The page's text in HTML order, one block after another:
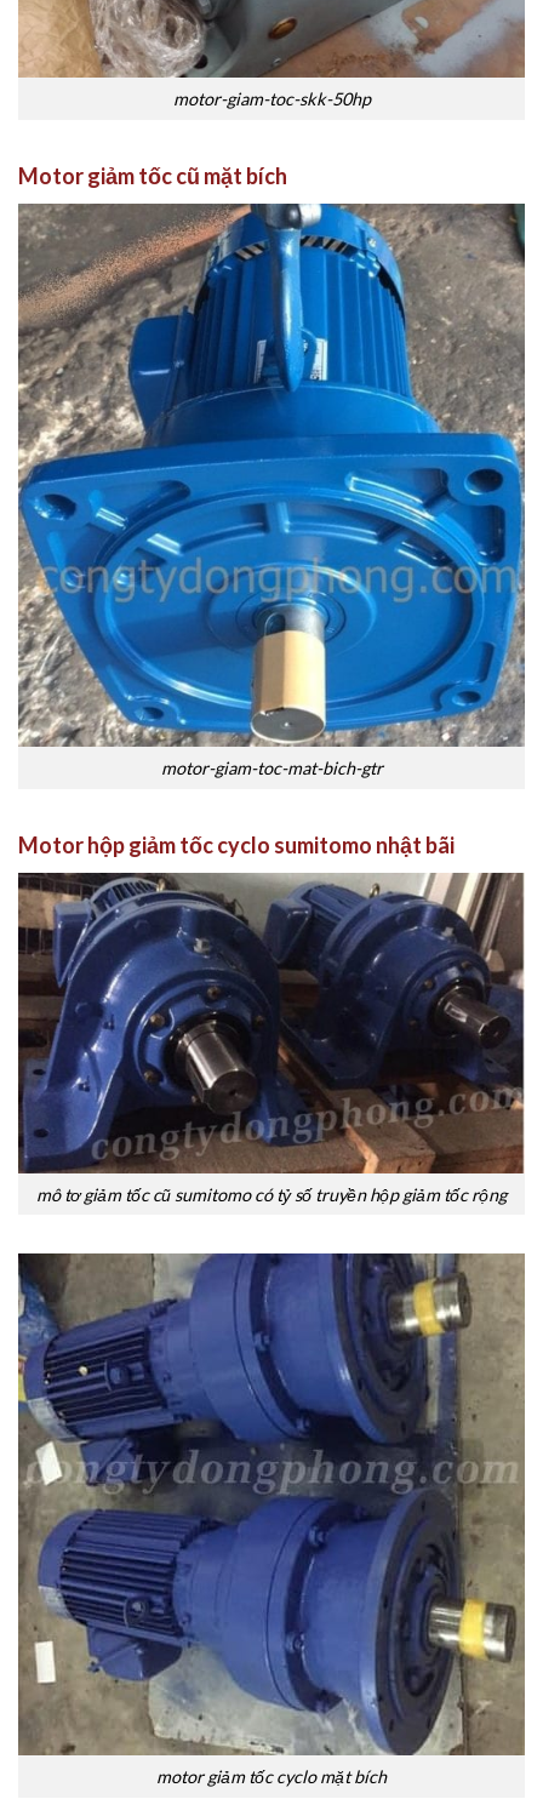
motor-giam-toc-skk-50hp
Motor giảm tốc cũ mặt bích
motor-giam-toc-mat-bich-gtr
Motor hộp giảm tốc cyclo sumitomo nhật bãi
mô tơ giảm tốc cũ sumitomo có tỷ số truyền hộp giảm tốc rộng
motor giảm tốc cyclo mặt bích